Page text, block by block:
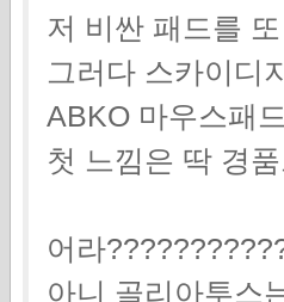
저 비싼 패드를
그러다 스카이디
ABKO 마우스패
첫 느낌은 딱 경
어라
아니 골리아투스